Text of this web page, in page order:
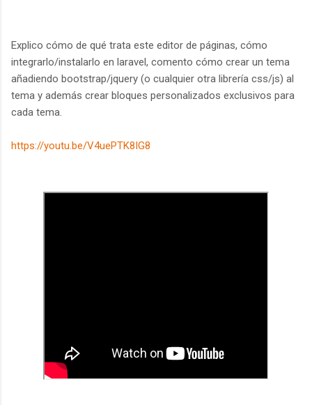
Explico cómo de qué trata este editor de páginas, cómo
integrarlo/instalarlo en laravel, comento cómo crear un tema
añadiendo bootstrap/jquery (o cualquier otra librería css/js) al
tema y además crear bloques personalizados exclusivos para
cada tema.
https://youtu.be/V4uePTK8IG8